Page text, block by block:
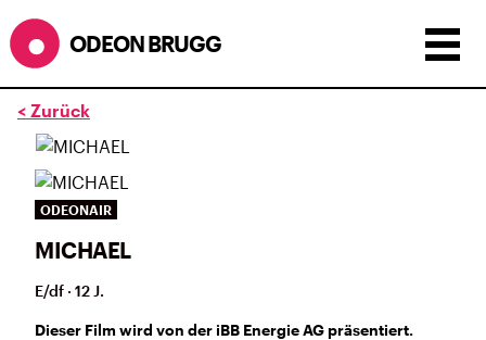
ODEON BRUGG
Anzeigen als:
ÖFFNUNGSZEITEN
SOMMERÖFFNUNGSZEITEN
BÜHNE2.7. bis 3.9. geschlossen
ZMITTAG2.7. bis 9.8. geschlossen
< Zurück
ODEONAIR
MICHAEL
E/df · 12 J.
Dieser Film wird von der iBB Energie AG präsentiert.